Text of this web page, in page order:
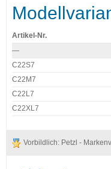
Artikel-Nr.
—
C22S7
C22M7
C22L7
C22XL7
Vorbildlich: Petzl -